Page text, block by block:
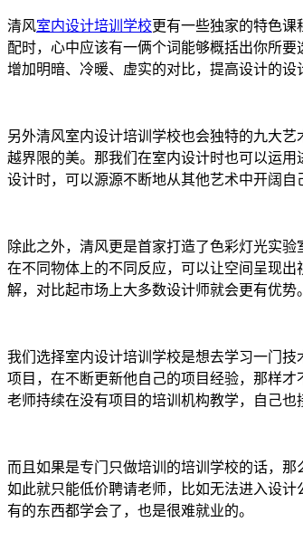
清风室内设计培训学校更有一些独家的特色
配时，心中应该有一俩个词能够概括出你所
增加明暗、冷暖、虚实的对比，提高设计的
另外清风室内设计培训学校也会独特的九大
越界限的美。那我们在室内设计时也可以运
设计时，可以源源不断地从其他艺术中开阔自
除此之外，清风更是首家打造了色彩灯光实验
在不同物体上的不同反应，可以让空间呈现
解，对比起市场上大多数设计师就会更有优势。
我们选择室内设计培训学校是想去学习一门
项目，在不断更新他自己的项目经验，那样
老师持续在没有项目的培训机构教学，自己也
而且如果是专门只做培训的培训学校的话，
如此就只能低价聘请老师，比如无法进入设
有的东西都学会了，也是很难就业的。